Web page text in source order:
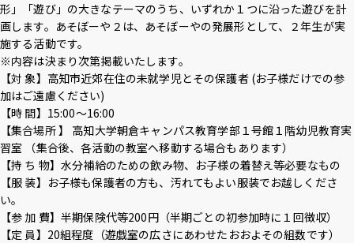
形」「遊び」の大きなテーマのうち、いずれか１つに沿った遊びを計
画します。あそぼーや２は、あそぼーやの発展形として、２年生が実
施する活動です。
※内容は決まり次第掲載いたします。
【対 象】高知市近郊在住の未就学児とその保護者 (お子様だけでの参
加はご遠慮ください)
【時 間】15:00～16:00
【集合場所 】 高知大学朝倉キャンパス教育学部１号館１階幼児教育実
習室 （集合後、各活動の教室へ移動する場合もあります）
【持 ち 物】水分補給のための飲み物、お子様の着替え等必要なもの
【服 装】お子様も保護者の方も、汚れてもよい服装でお越しくださ
い。
【参 加 費】半期保険代等200円（半期ごとの初参加時に１回徴収）
【定 員】20組程度（遊戯室の広さにあわせたおおよその組数です）